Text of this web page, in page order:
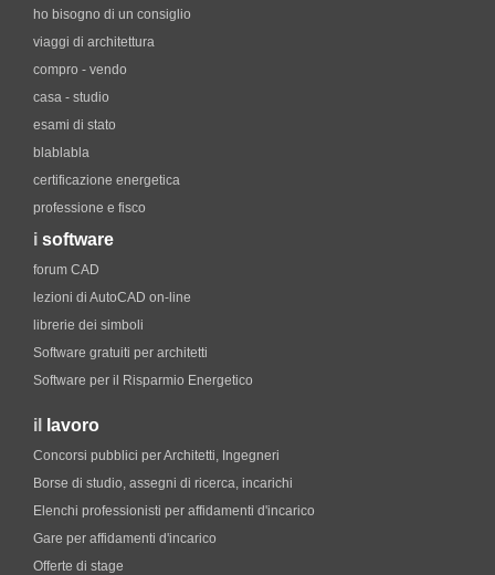
ho bisogno di un consiglio
viaggi di architettura
compro - vendo
casa - studio
esami di stato
blablabla
certificazione energetica
professione e fisco
i software
forum CAD
lezioni di AutoCAD on-line
librerie dei simboli
Software gratuiti per architetti
Software per il Risparmio Energetico
il lavoro
Concorsi pubblici per Architetti, Ingegneri
Borse di studio, assegni di ricerca, incarichi
Elenchi professionisti per affidamenti d'incarico
Gare per affidamenti d'incarico
Offerte di stage